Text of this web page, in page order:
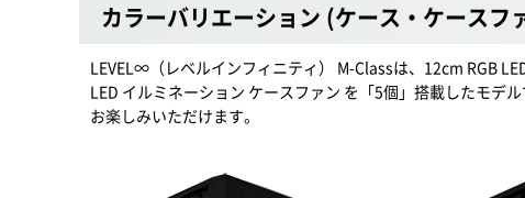
カラーバリエーション (ケース・ケースフ
LEVEL∞（レベルインフィニティ） M-Classは、12cm RGB
LED イルミネーション ケースファン を「5個」搭載したモデ
お楽しみいただけます。